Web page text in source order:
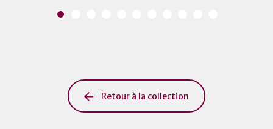
Retour à la collection